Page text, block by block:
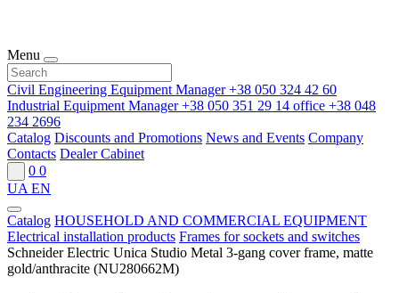
Menu
Civil Engineering Equipment Manager+38 050 324 42 60
Industrial Equipment Manager+38 050 351 29 14 office +38 048
234 2696
Catalog Discounts and Promotions News and Events Company
Contacts Dealer Cabinet
0 0
UA EN
Catalog HOUSEHOLD AND COMMERCIAL EQUIPMENT
Electrical installation products Frames for sockets and switches
Schneider Electric Unica Studio Metal 3-gang cover frame, matte
gold/anthracite (NU280662M)